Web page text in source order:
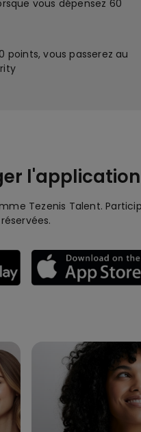
vous dépensez 60
points, vous passerez au
l'application
Tezenis Talent.
réservées.